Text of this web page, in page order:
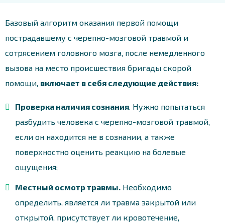
Базовый алгоритм оказания первой помощи
пострадавшему с черепно-мозговой травмой и
сотрясением головного мозга, после немедленного
вызова на место происшествия бригады скорой
помощи, включает в себя следующие действия:
Проверка наличия сознания . Нужно попытаться
разбудить человека с черепно-мозговой травмой,
если он находится не в сознании, а также
поверхностно оценить реакцию на болевые
ощущения;
Местный осмотр травмы. Необходимо
определить, является ли травма закрытой или
открытой, присутствует ли кровотечение,